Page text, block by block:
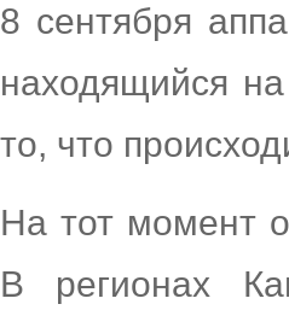
8 сентября
находящийся
то, что
На тот момент
В регионах